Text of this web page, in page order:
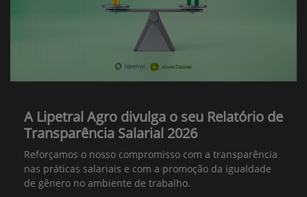
A Lipetral Agro divulga o seu Relatório de
Transparência Salarial 2026
Reforçamos o nosso compromisso com a transparência
nas práticas salariais e com a promoção da igualdade
de gênero no ambiente de trabalho.